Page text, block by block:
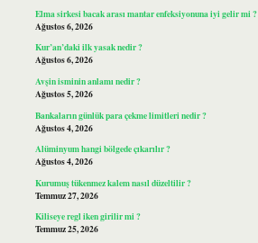
Elma sirkesi bacak arası mantar enfeksiyonuna iyi gelir mi ?
Ağustos 6, 2026
Kur’an’daki ilk yasak nedir ?
Ağustos 6, 2026
Avşin isminin anlamı nedir ?
Ağustos 5, 2026
Bankaların günlük para çekme limitleri nedir ?
Ağustos 4, 2026
Alüminyum hangi bölgede çıkarılır ?
Ağustos 4, 2026
Kurumuş tükenmez kalem nasıl düzeltilir ?
Temmuz 27, 2026
Kiliseye regl iken girilir mi ?
Temmuz 25, 2026